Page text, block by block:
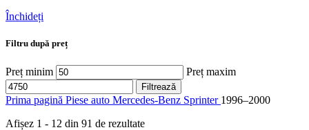
Închideți
Filtru după preț
Preț minim Preț maxim
Filtrează
Prima pagină Piese auto Mercedes-Benz Sprinter 1996–2000
Afișez 1 - 12 din 91 de rezultate